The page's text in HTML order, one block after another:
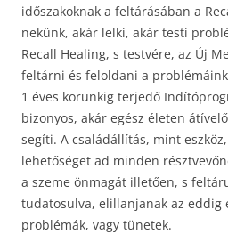
időszakoknak a feltárásában a
nekünk, akár lelki, akár testi
Recall Healing, s testvére, az Új
feltárni és feloldani a
1 éves korunkig terjedő
bizonyos, akár egész életen
segíti. A családállítás, mint
lehetőséget ad minden
a szeme önmagát illetően, s
tudatosulva, elillanjanak az eddig
problémák, vagy tünetek.